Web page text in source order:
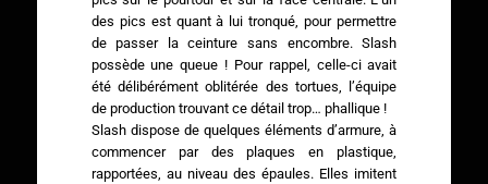
des pics est quant à lui tronqué, pour permettre
de passer la ceinture sans encombre. Slash
possède une queue ! Pour rappel, celle-ci avait
été délibérément oblitérée des tortues, l’équipe
de production trouvant ce détail trop… phallique !
Slash dispose de quelques éléments d’armure, à
commencer par des plaques en plastique,
rapportées, au niveau des épaules. Elles imitent